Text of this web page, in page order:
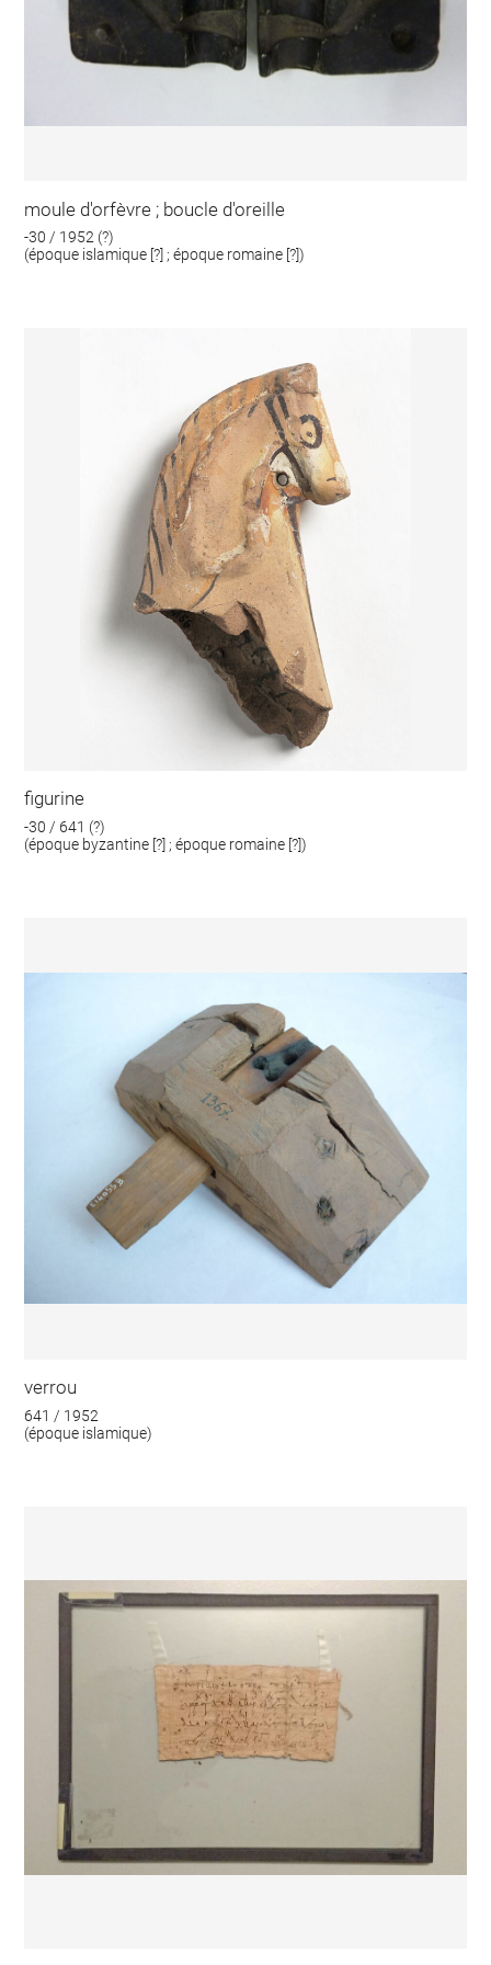
moule d'orfèvre ; boucle d'oreille
-30 / 1952 (?)
(époque islamique [?] ; époque romaine [?])
figurine
-30 / 641 (?)
(époque byzantine [?] ; époque romaine [?])
verrou
641 / 1952
(époque islamique)